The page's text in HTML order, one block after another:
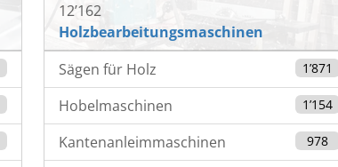
12’162
Holzbearbeitungsmaschinen
Sägen für Holz
1’871
Hobelmaschinen 1’154
Kantenanleimmaschinen 978